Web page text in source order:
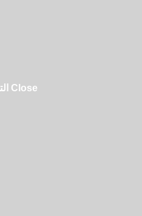
Close التخصصات القانونية